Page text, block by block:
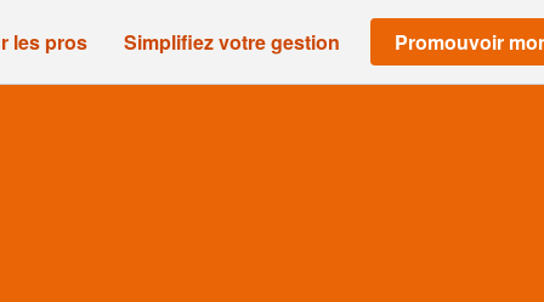
les pros Simplifiez votre gestion Promouvoir